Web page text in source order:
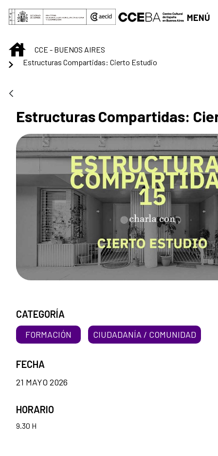
Saltar al contenido principal
MENÚ
INICIOCCE - BUENOS AIRES
Estructuras Compartidas: Cierto Estudio
Estructuras Compartidas:
CATEGORÍA
FORMACIÓN CIUDADANÍA / COMUNIDAD
FECHA
21 MAYO 2026
HORARIO
9.30 H